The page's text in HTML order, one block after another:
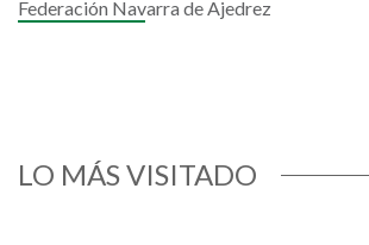
Federación Navarra de Ajedrez
LO MÁS VISITADO